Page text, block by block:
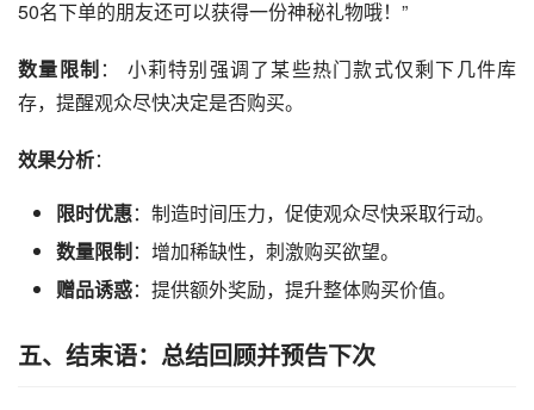
50名下单的朋友还可以获得一份神秘礼物哦！”
数量限制： 小莉特别强调了某些热门款式仅剩下几件库
存，提醒观众尽快决定是否购买。
效果分析：
限时优惠：制造时间压力，促使观众尽快采取行动。
数量限制：增加稀缺性，刺激购买欲望。
赠品诱惑：提供额外奖励，提升整体购买价值。
五、结束语：总结回顾并预告下次